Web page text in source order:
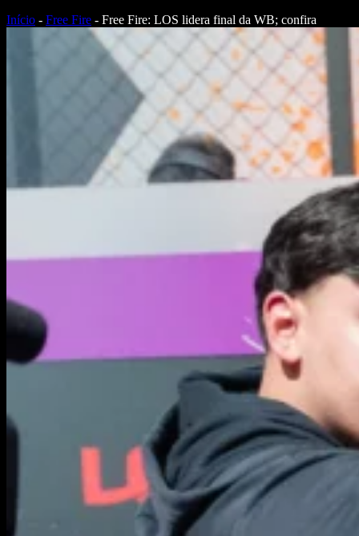
Início - Free Fire - Free Fire: LOS lidera final da WB; confira